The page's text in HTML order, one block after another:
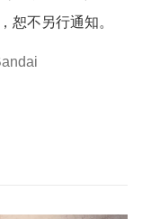
恕不另行通知。